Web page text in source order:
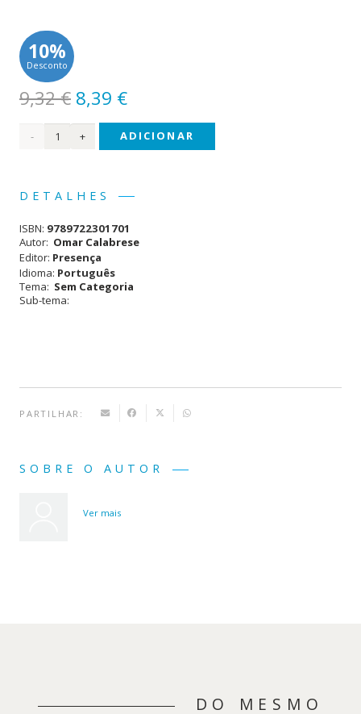
10%
Desconto
9,32€ O
preço
original
9,32 €.
8,39 €O
preço
atual
Quantidade
Arte
ADICIONAR
DETALHES
ISBN: 9789722301701
Autor: Omar Calabrese
Editor: Presença
Idioma: Português
Tema: Sem Categoria
Sub-tema:
PARTILHAR:
SOBRE O AUTOR
Ver mais
DO MESMO